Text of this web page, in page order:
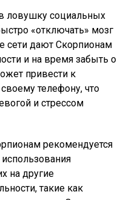
ловушку социальных
«отключать» мозг
сети дают Скорпионам
и на время забыть о
привести к
телефону, что
и стрессом
рекомендуется
на другие
такие как